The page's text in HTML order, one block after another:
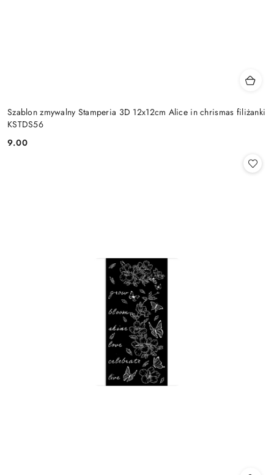
Szablon zmywalny Stamperia 3D 12x12cm Alice in chrismas filiżanki
KSTDS56
Cena:
9.00